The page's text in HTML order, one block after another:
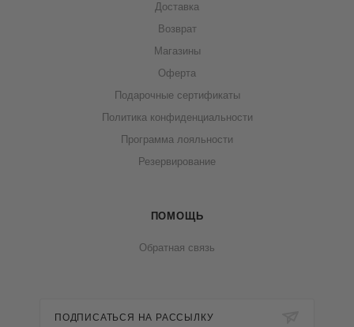
Доставка
Возврат
Магазины
Оферта
Подарочные сертификаты
Политика конфиденциальности
Программа лояльности
Резервирование
ПОМОЩЬ
Обратная связь
ПОДПИСАТЬСЯ НА РАССЫЛКУ